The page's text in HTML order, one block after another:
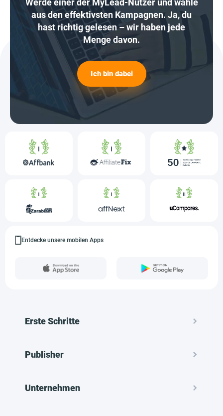
Werde einer der MyLead-Nutzer und wähle
aus den effektivsten Kampagnen. Ja, du
hast richtig gelesen – wir haben jede
Menge davon.
Ich bin dabei
Entdecke unsere mobilen Apps
Erste Schritte
Publisher
Unternehmen